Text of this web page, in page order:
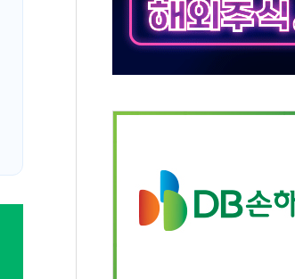
루질 중 실종 60대 나흘만에 숨진 채 발견
니 흉기 살해 10대 아들 체포
뻔' 받아친 정청래…제주 연설서 신경전 고조